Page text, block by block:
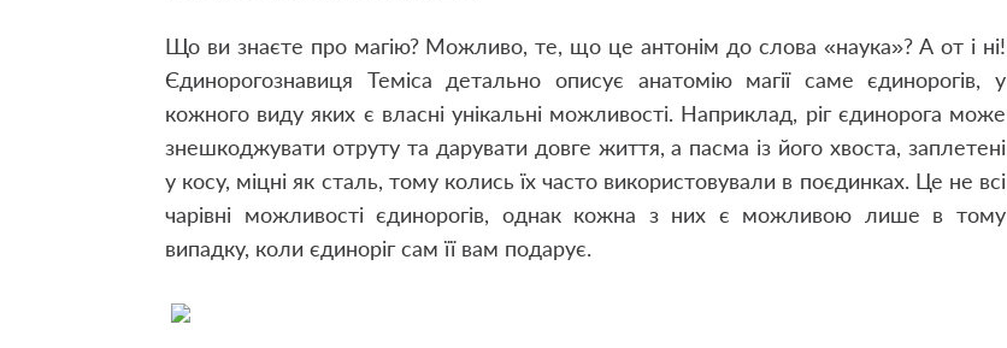
Що ви знаєте про магію? Можливо, те, що це антонім до слова «наука»? А от і ні!
Єдинорогознавиця Теміса детально описує анатомію магії саме єдинорогів, у
кожного виду яких є власні унікальні можливості. Наприклад, ріг єдинорога може
знешкоджувати отруту та дарувати довге життя, а пасма із його хвоста, заплетені
у косу, міцні як сталь, тому колись їх часто використовували в поєдинках. Це не всі
чарівні можливості єдинорогів, однак кожна з них є можливою лише в тому
випадку, коли єдиноріг сам її вам подарує.